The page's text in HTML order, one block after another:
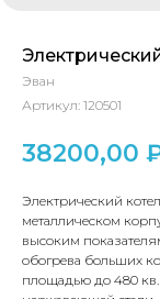
Эван
Артикул: 120501
38200,00
Электрический
металлическом
высоким
обогрева больших
площадью до 480